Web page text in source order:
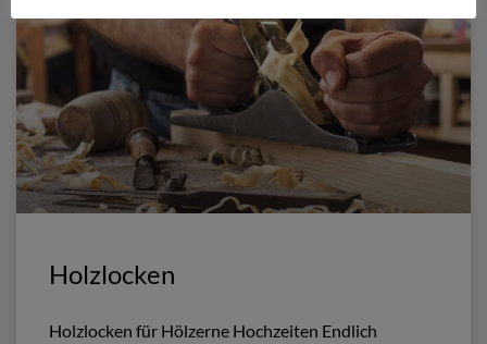
Holzlocken
Holzlocken für Hölzerne Hochzeiten Endlich